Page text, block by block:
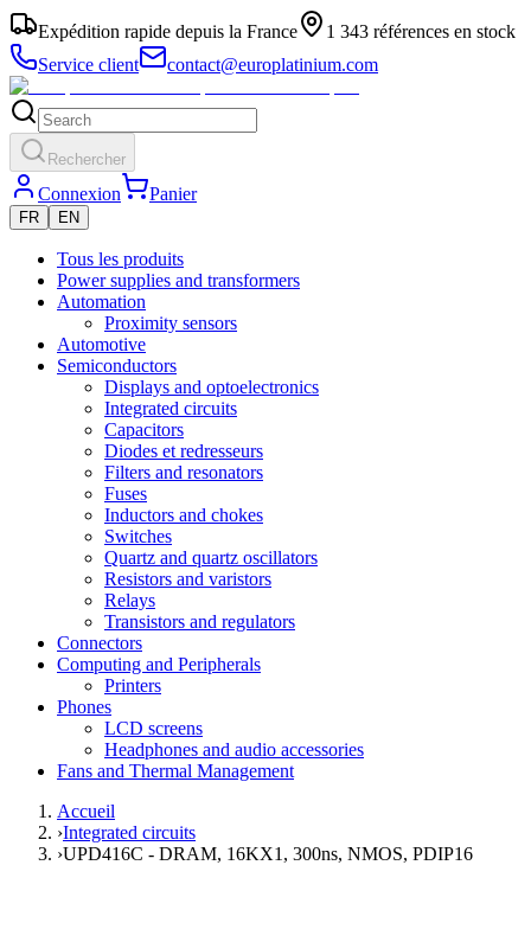
Expédition rapide depuis la France
1 343 références en stock
Service client
contact@europlatinium.com
Rechercher
Connexion Panier
FR EN
Tous les produits
Power supplies and transformers
Automation
Proximity sensors
Automotive
Semiconductors
Displays and optoelectronics
Integrated circuits
Capacitors
Diodes et redresseurs
Filters and resonators
Fuses
Inductors and chokes
Switches
Quartz and quartz oscillators
Resistors and varistors
Relays
Transistors and regulators
Connectors
Computing and Peripherals
Printers
Phones
LCD screens
Headphones and audio accessories
Fans and Thermal Management
Accueil
›Integrated circuits
›UPD416C - DRAM, 16KX1, 300ns, NMOS, PDIP16